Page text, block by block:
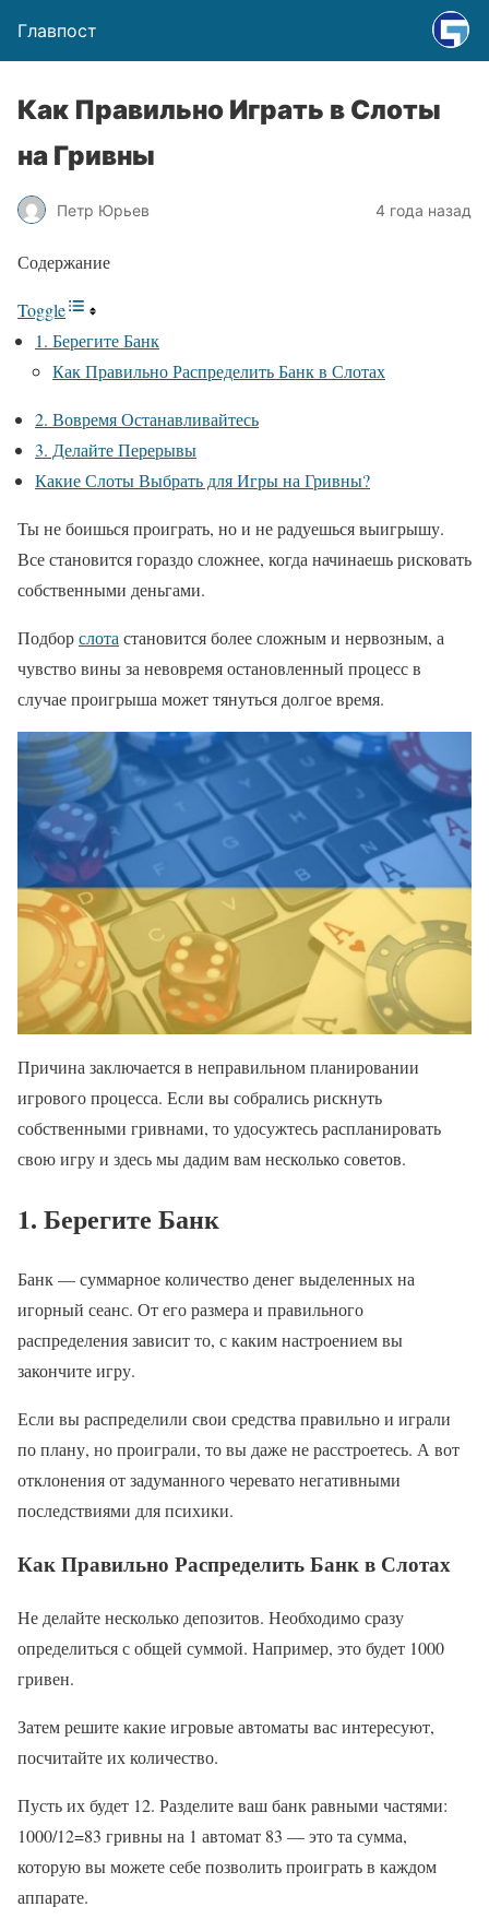
Главпост
Как Правильно Играть в Слоты
на Гривны
Петр Юрьев 4 года назад
Содержание
Toggle
1. Берегите Банк
Как Правильно Распределить Банк в Слотах
2. Вовремя Останавливайтесь
3. Делайте Перерывы
Какие Слоты Выбрать для Игры на Гривны?
Ты не боишься проиграть, но и не радуешься выигрышу.
Все становится гораздо сложнее, когда начинаешь рисковать
собственными деньгами.
Подборслота становится более сложным и нервозным, а
чувство вины за невовремя остановленный процесс в
случае проигрыша может тянуться долгое время.
Причина заключается в неправильном планировании
игрового процесса. Если вы собрались рискнуть
собственными гривнами, то удосужтесь распланировать
свою игру и здесь мы дадим вам несколько советов.
1. Берегите Банк
Банк — суммарное количество денег выделенных на
игорный сеанс. От его размера и правильного
распределения зависит то, с каким настроением вы
закончите игру.
Если вы распределили свои средства правильно и играли
по плану, но проиграли, то вы даже не расстроетесь. А вот
отклонения от задуманного черевато негативными
последствиями для психики.
Как Правильно Распределить Банк в Слотах
Не делайте несколько депозитов. Необходимо сразу
определиться с общей суммой. Например, это будет 1000
гривен.
Затем решите какие игровые автоматы вас интересуют,
посчитайте их количество.
Пусть их будет 12. Разделите ваш банк равными частями:
1000/12=83 гривны на 1 автомат 83 — это та сумма,
которую вы можете себе позволить проиграть в каждом
аппарате.